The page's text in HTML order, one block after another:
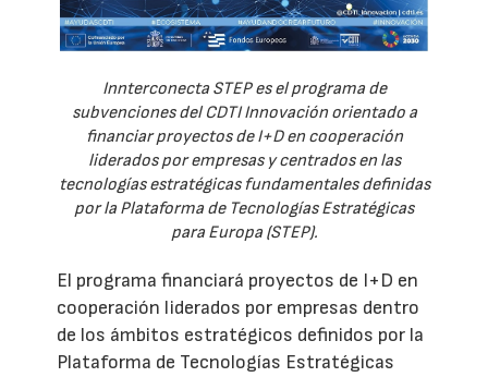
Innterconecta STEP es el programa de
subvenciones del CDTI Innovación orientado a
financiar proyectos de I+D en cooperación
liderados por empresas y centrados en las
tecnologías estratégicas fundamentales definidas
por la Plataforma de Tecnologías Estratégicas
para Europa (STEP).
El programa financiará proyectos de I+D en
cooperación liderados por empresas dentro
de los ámbitos estratégicos definidos por la
Plataforma de Tecnologías Estratégicas